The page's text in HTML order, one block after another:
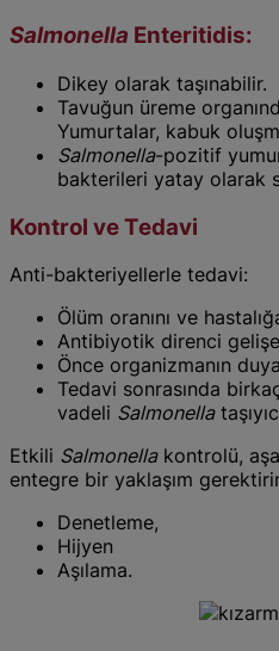
Salmonella Enteritidis:
Dikey olarak taşınabilir.
Tavuğun üreme
Yumurtalar, kabuk
Salmonella-pozitif
bakterileri yatay olarak
Kontrol ve Tedavi
Anti-bakteriyellerle tedavi:
Ölüm oranını ve
Antibiyotik direnci
Önce organizmanın
Tedavi sonrasında
vadeli Salmonella
Etkili Salmonellakontrolü,
entegre bir yaklaşım
Denetleme,
Hijyen
Aşılama.